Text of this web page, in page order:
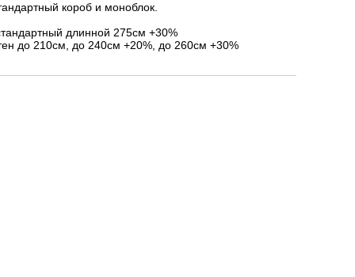
короб и моноблок.
длинной 275см +30%
до 210см, до 240см +20%, до 260см +30%